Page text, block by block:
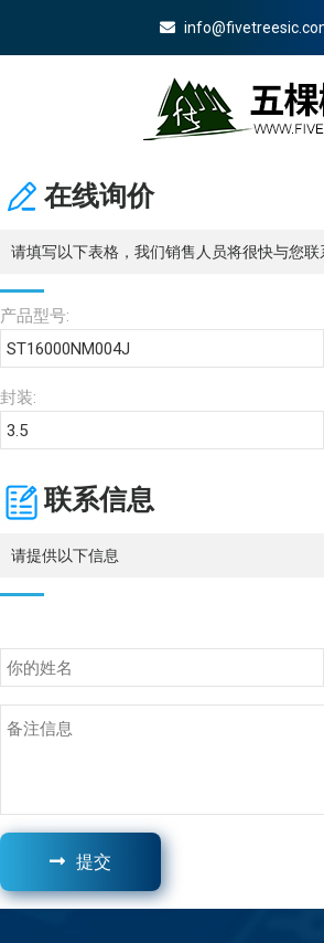
在线询价
请填写以下表格，我们销售人员将很快与您
产品型号:
封装:
联系信息
请提供以下信息
提交